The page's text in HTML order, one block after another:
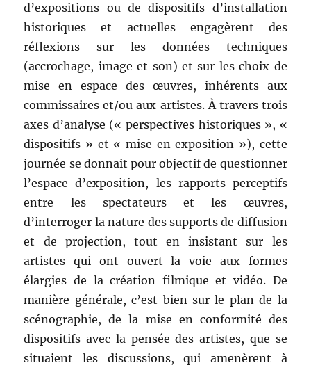
d’expositions ou de dispositifs d’installation
historiques et actuelles engagèrent des
réflexions sur les données techniques
(accrochage, image et son) et sur les choix de
mise en espace des œuvres, inhérents aux
commissaires et/ou aux artistes. À travers trois
axes d’analyse (« perspectives historiques », «
dispositifs » et « mise en exposition »), cette
journée se donnait pour objectif de questionner
l’espace d’exposition, les rapports perceptifs
entre les spectateurs et les œuvres,
d’interroger la nature des supports de diffusion
et de projection, tout en insistant sur les
artistes qui ont ouvert la voie aux formes
élargies de la création filmique et vidéo. De
manière générale, c’est bien sur le plan de la
scénographie, de la mise en conformité des
dispositifs avec la pensée des artistes, que se
situaient les discussions, qui amenèrent à